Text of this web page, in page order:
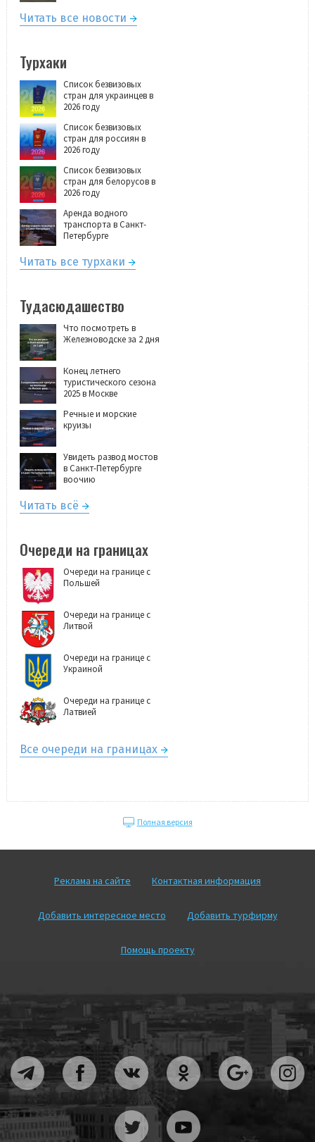
Читать все новости
Турхаки
Список безвизовых
стран для украинцев в
2026 году
Список безвизовых
стран для россиян в
2026 году
Список безвизовых
стран для белорусов в
2026 году
Аренда водного
транспорта в Санкт-
Петербурге
Читать все турхаки
Тудасюдашество
Что посмотреть в
Железноводске за 2 дня
Конец летнего
туристического сезона
2025 в Москве
Речные и морские
круизы
Увидеть развод мостов
в Санкт-Петербурге
воочию
Читать всё
Очереди на границах
Очереди на границе с
Польшей
Очереди на границе с
Литвой
Очереди на границе с
Украиной
Очереди на границе с
Латвией
Все очереди на границах
Полная версия
Реклама на сайте Контактная информация
Добавить интересное место Добавить турфирму
Помощь проекту